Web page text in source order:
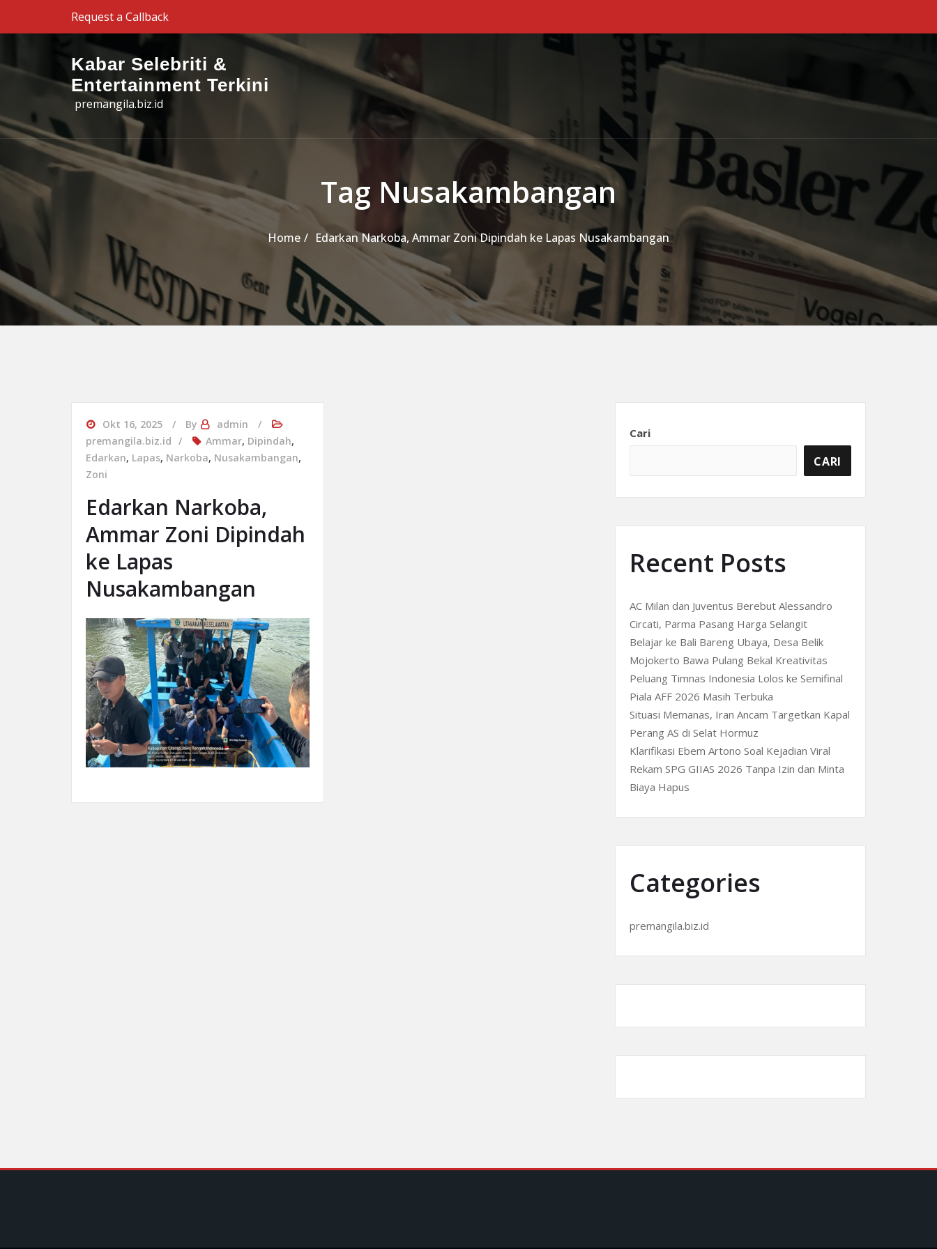
Skip to the contentRequest a Callback
Kabar Selebriti &
Entertainment Terkini
premangila.biz.id
Tag Nusakambangan
Home Edarkan Narkoba, Ammar Zoni Dipindah ke Lapas Nusakambangan
Okt 16, 2025 By
admin
premangila.biz.id
Ammar, Dipindah,
Edarkan, Lapas, Narkoba, Nusakambangan,
Zoni
Edarkan Narkoba,
Ammar Zoni Dipindah
ke Lapas
Nusakambangan
Cari
CARI
Recent Posts
AC Milan dan Juventus Berebut Alessandro
Circati, Parma Pasang Harga Selangit
Belajar ke Bali Bareng Ubaya, Desa Belik
Mojokerto Bawa Pulang Bekal Kreativitas
Peluang Timnas Indonesia Lolos ke Semifinal
Piala AFF 2026 Masih Terbuka
Situasi Memanas, Iran Ancam Targetkan Kapal
Perang AS di Selat Hormuz
Klarifikasi Ebem Artono Soal Kejadian Viral
Rekam SPG GIIAS 2026 Tanpa Izin dan Minta
Biaya Hapus
Categories
premangila.biz.id